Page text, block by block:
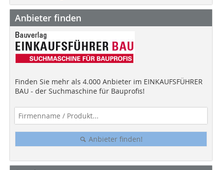
Anbieter finden
Finden Sie mehr als 4.000 Anbieter im EINKAUFSFÜHRER
BAU - der Suchmaschine für Bauprofis!
Anbieter finden!